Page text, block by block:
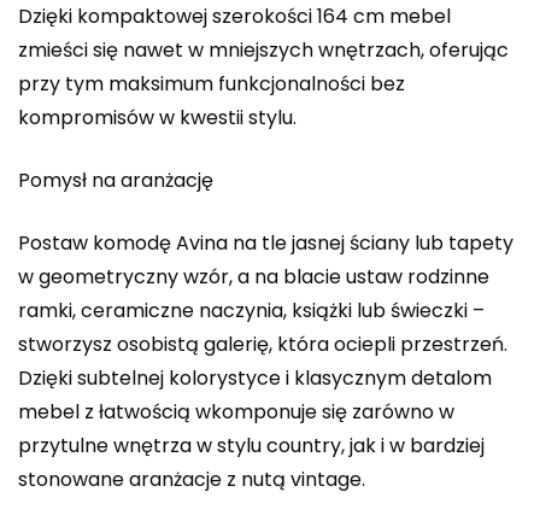
Dzięki kompaktowej szerokości 164 cm mebel
zmieści się nawet w mniejszych wnętrzach, oferując
przy tym maksimum funkcjonalności bez
kompromisów w kwestii stylu.
Pomysł na aranżację
Postaw komodę Avina na tle jasnej ściany lub tapety
w geometryczny wzór, a na blacie ustaw rodzinne
ramki, ceramiczne naczynia, książki lub świeczki –
stworzysz osobistą galerię, która ociepli przestrzeń.
Dzięki subtelnej kolorystyce i klasycznym detalom
mebel z łatwością wkomponuje się zarówno w
przytulne wnętrza w stylu country, jak i w bardziej
stonowane aranżacje z nutą vintage.